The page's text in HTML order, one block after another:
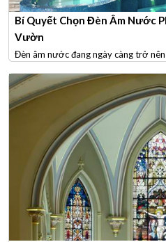
Bí Quyết Chọn Đèn Âm Nước
Vườn
Đèn âm nước đang ngày càng trở